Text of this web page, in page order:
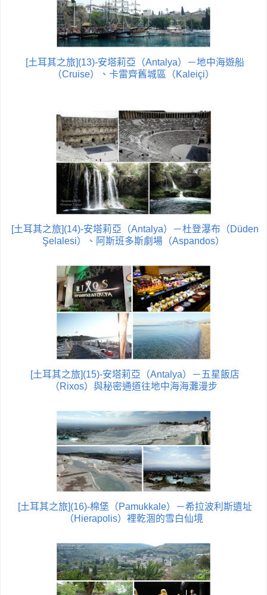
[土耳其之旅](13)-安塔莉亞（Antalya）－地中海遊船
（Cruise）、卡雷齊舊城區（Kaleiçi）
[土耳其之旅](14)-安塔莉亞（Antalya）－杜登瀑布（Düden
Şelalesi）、阿斯班多斯劇場（Aspandos）
[土耳其之旅](15)-安塔莉亞（Antalya）－五星飯店
（Rixos）與秘密通道往地中海海灘漫步
[土耳其之旅](16)-棉堡（Pamukkale）－希拉波利斯遺址
（Hierapolis）裡乾涸的雪白仙境